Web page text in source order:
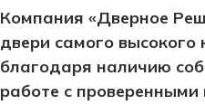
Компания «Дверное
двери самого
благодаря наличию
работе с